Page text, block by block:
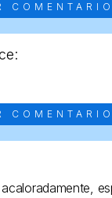
COMENTARIO
COMENTARIO